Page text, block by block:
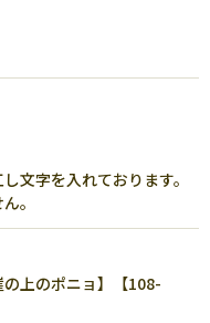
文字を入れております。
。
の上のポニョ】【108-